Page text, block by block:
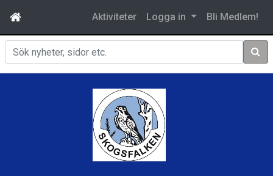
Aktiviteter Logga in Bli Medlem!
Sök